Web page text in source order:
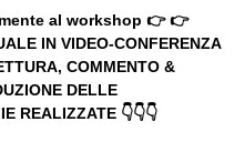
al workshop 👉 👉
IN VIDEO-CONFERENZA
COMMENTO &
DELLE
REALIZZATE 👇👇👇